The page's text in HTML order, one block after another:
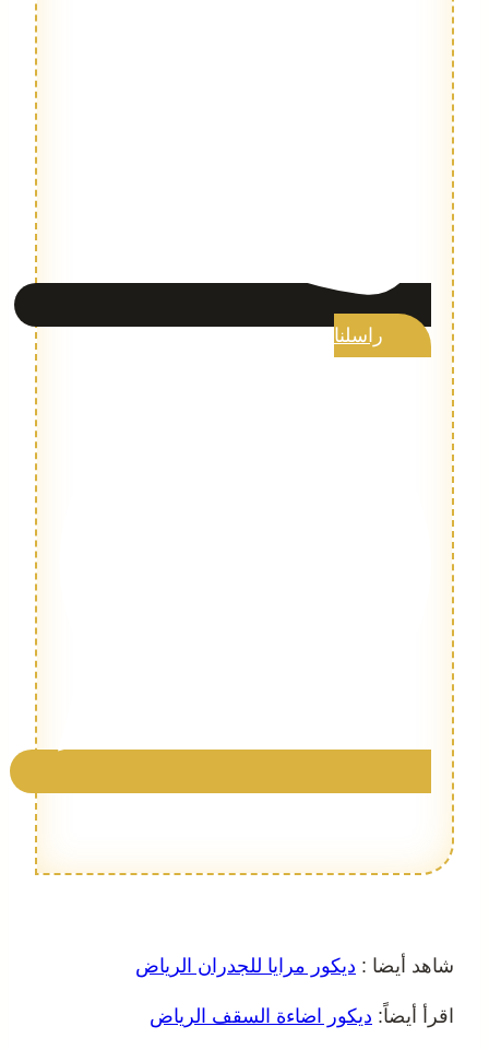
راسلنا
شاهد أيضا : ديكور مرايا للجدران الرياض
اقرأ أيضاً: ديكور اضاءة السقف الرياض